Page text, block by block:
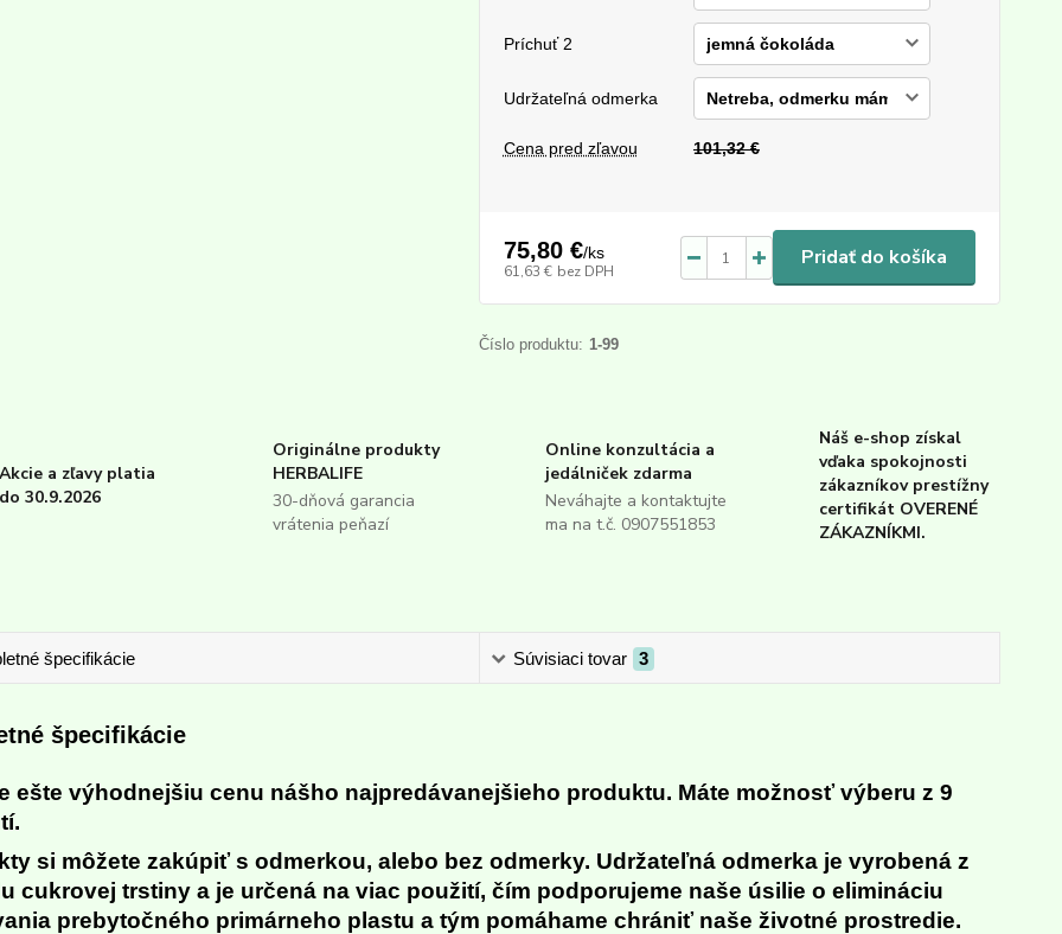
Príchuť 2
Udržateľná odmerka
Cena pred zľavou 101,32 €
75,80 €/ks
61,63 € bez DPH
Pridať do košíka
Číslo produktu: 1-99
Akcie a zľavy platia
do 30.9.2026
Originálne produkty
HERBALIFE
30-dňová garancia
vrátenia peňazí
Online konzultácia a
jedálniček zdarma
Neváhajte a kontaktujte
ma na t.č. 0907551853
Náš e-shop získal
vďaka spokojnosti
zákazníkov prestížny
certifikát OVERENÉ
ZÁKAZNÍKMI.
špecifikácie Súvisiaci tovar 3
špecifikácie
ešte výhodnejšiu cenu nášho najpredávanejšieho produktu. Máte možnosť výberu z 9
si môžete zakúpiť s odmerkou, alebo bez odmerky. Udržateľná odmerka je vyrobená z
cukrovej trstiny a je určená na viac použití, čím podporujeme naše úsilie o elimináciu
prebytočného primárneho plastu a tým pomáhame chrániť naše životné prostredie.